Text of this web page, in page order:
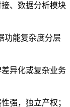
、数据分析模块
功能复杂度分层
异化或复杂业务
强，独立产权；